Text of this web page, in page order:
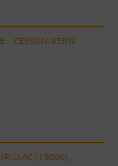
- CESSON-VERN-
(15000)